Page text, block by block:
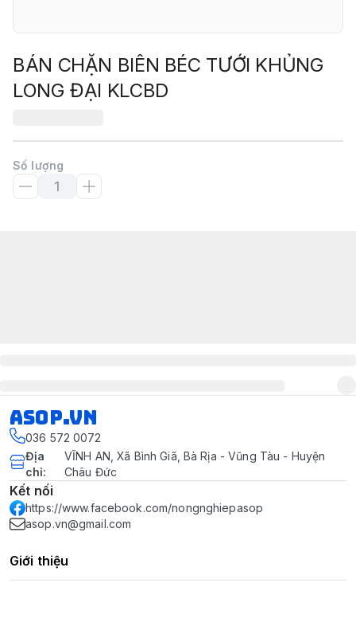
BÁN CHẶN BIÊN BÉC TƯỚI KHỦNG
LONG ĐẠI KLCBD
Số lượng
asop.vn
036 572 0072
Địa
chỉ:
VĨNH AN, Xã Bình Giã, Bà Rịa - Vũng Tàu - Huyện
Châu Đức
Kết nối
https://www.facebook.com/nongnghiepasop
asop.vn@gmail.com
Giới thiệu